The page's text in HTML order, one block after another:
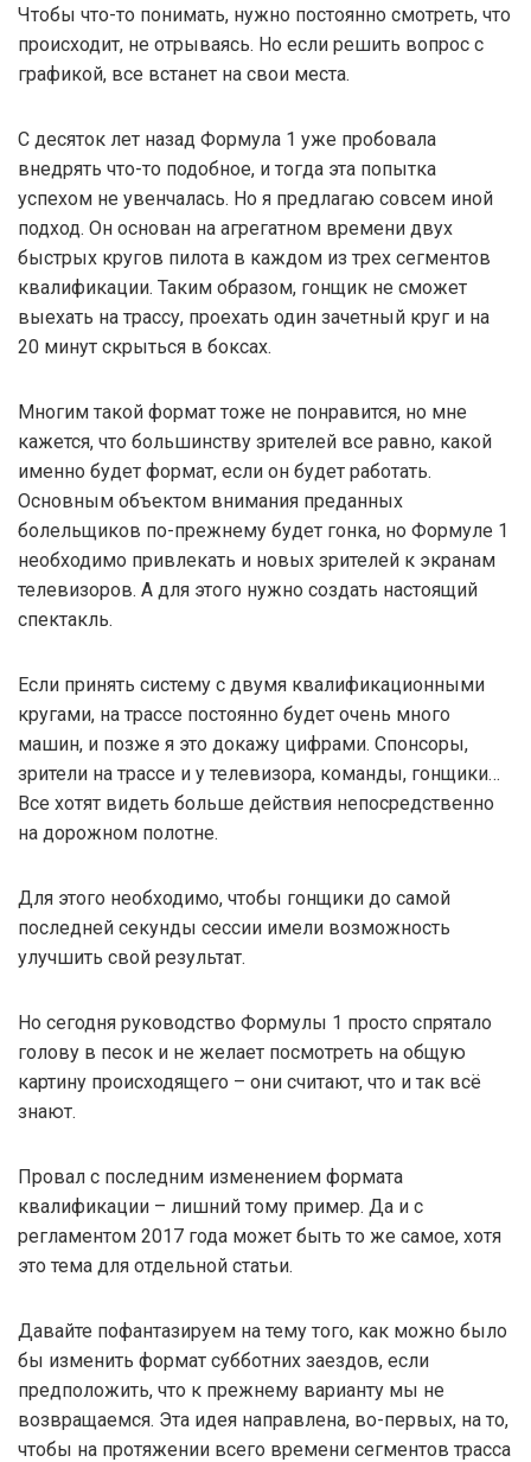
Чтобы что-то понимать, нужно постоянно смотреть, что
происходит, не отрываясь. Но если решить вопрос с
графикой, все встанет на свои места.
С десяток лет назад Формула 1 уже пробовала
внедрять что-то подобное, и тогда эта попытка
успехом не увенчалась. Но я предлагаю совсем иной
подход. Он основан на агрегатном времени двух
быстрых кругов пилота в каждом из трех сегментов
квалификации. Таким образом, гонщик не сможет
выехать на трассу, проехать один зачетный круг и на
20 минут скрыться в боксах.
Многим такой формат тоже не понравится, но мне
кажется, что большинству зрителей все равно, какой
именно будет формат, если он будет работать.
Основным объектом внимания преданных
болельщиков по-прежнему будет гонка, но Формуле 1
необходимо привлекать и новых зрителей к экранам
телевизоров. А для этого нужно создать настоящий
спектакль.
Если принять систему с двумя квалификационными
кругами, на трассе постоянно будет очень много
машин, и позже я это докажу цифрами. Спонсоры,
зрители на трассе и у телевизора, команды, гонщики…
Все хотят видеть больше действия непосредственно
на дорожном полотне.
Для этого необходимо, чтобы гонщики до самой
последней секунды сессии имели возможность
улучшить свой результат.
Но сегодня руководство Формулы 1 просто спрятало
голову в песок и не желает посмотреть на общую
картину происходящего – они считают, что и так всё
знают.
Провал с последним изменением формата
квалификации – лишний тому пример. Да и с
регламентом 2017 года может быть то же самое, хотя
это тема для отдельной статьи.
Давайте пофантазируем на тему того, как можно было
бы изменить формат субботних заездов, если
предположить, что к прежнему варианту мы не
возвращаемся. Эта идея направлена, во-первых, на то,
чтобы на протяжении всего времени сегментов трасса